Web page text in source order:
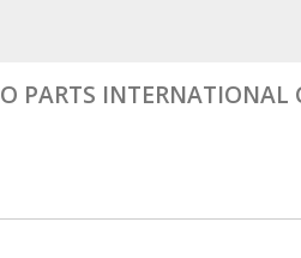
PARTS INTERNATIONAL